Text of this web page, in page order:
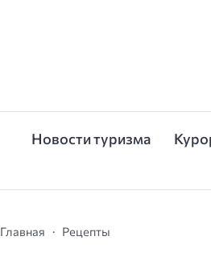
Новости туризма
Главная Рецепты